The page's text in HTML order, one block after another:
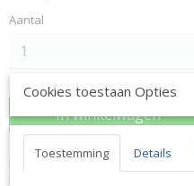
Aantal
In winkelwagen
Pool Broom PRO Wandborstel
Cookies toestaan Opties
Toestemming Details